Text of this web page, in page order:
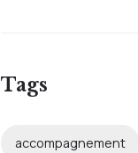
Tags
accompagnement